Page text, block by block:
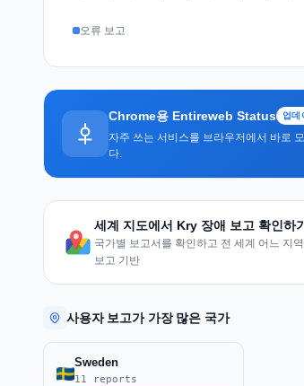
오류 보고
Chrome용 Entireweb Status 업데
자주 쓰는 서비스를 브라우저에서 바로
다.
세계 지도에서 Kry 장애 보고 확인하
국가별 보고서를 확인하고 전 세계 어느 지
보고 기반
사용자 보고가 가장 많은 국가
Sweden
11 reports